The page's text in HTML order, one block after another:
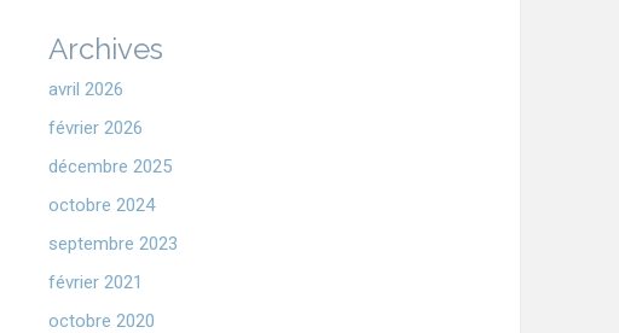
Archives
avril 2026
février 2026
décembre 2025
octobre 2024
septembre 2023
février 2021
octobre 2020